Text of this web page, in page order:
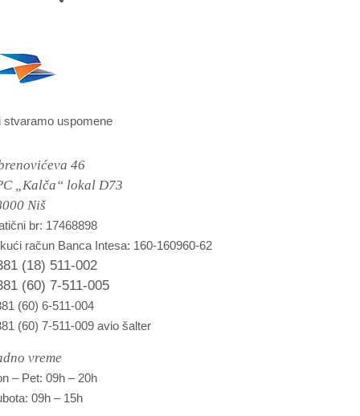
stvaramo uspomene
46
„Kalča“ lokal D73
Niš
br: 17468898
račun Banca Intesa: 160-160960-62
(18) 511-002
(60) 7-511-005
(60) 6-511-004
(60) 7-511-009 avio šalter
vreme
– Pet: 09h – 20h
09h – 15h